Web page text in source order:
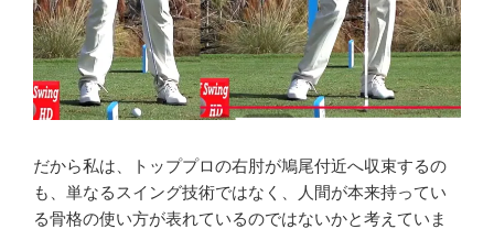
だから私は、トッププロの右肘が鳩尾付近へ収束するの
も、単なるスイング技術ではなく、人間が本来持ってい
る骨格の使い方が表れているのではないかと考えていま